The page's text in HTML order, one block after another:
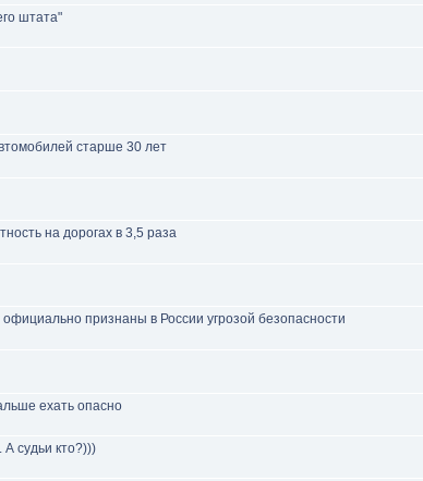
штата"
старше 30 лет
на дорогах в 3,5 раза
признаны в России угрозой безопасности
ехать опасно
судьи кто?)))